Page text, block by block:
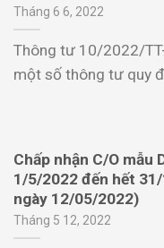
Tháng 6 6, 2022
Thông tư 10/2022/
một số thông tư quy
Chấp nhận C/O mẫu
1/5/2022 đến hết
ngày 12/05/2022)
Tháng 5 12, 2022